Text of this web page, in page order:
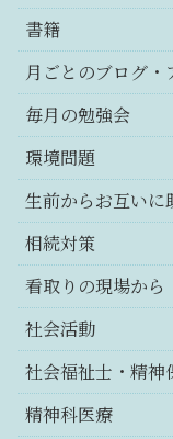
書籍
月ごとのブログ
毎月の勉強会
環境問題
生前からお互いに
相続対策
看取りの現場から
社会活動
社会福祉士・精神
精神科医療